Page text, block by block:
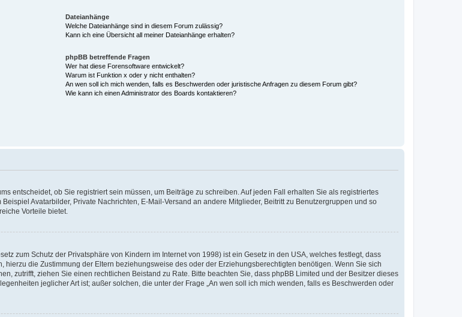
Dateianhänge
Welche Dateianhänge sind in diesem Forum zulässig?
Kann ich eine Übersicht all meiner Dateianhänge erhalten?
phpBB betreffende Fragen
Wer hat diese Forensoftware entwickelt?
Warum ist Funktion x oder y nicht enthalten?
An wen soll ich mich wenden, falls es Beschwerden oder juristische Anfragen zu diesem Forum gibt?
Wie kann ich einen Administrator des Boards kontaktieren?
entscheidet, ob Sie registriert sein müssen, um Beiträge zu schreiben. Auf jeden Fall erhalten Sie als registriertes
Avatarbilder, Private Nachrichten, E-Mail-Versand an andere Mitglieder, Beitritt zu Benutzergruppen und so
Vorteile bietet.
zum Schutz der Privatsphäre von Kindern im Internet von 1998) ist ein Gesetz in den USA, welches festlegt, dass
die Zustimmung der Eltern beziehungsweise des oder der Erziehungsberechtigten benötigen. Wenn Sie sich
zutrifft, ziehen Sie einen rechtlichen Beistand zu Rate. Bitte beachten Sie, dass phpBB Limited und der Besitzer dieses
jeglicher Art ist; außer solchen, die unter der Frage „An wen soll ich mich wenden, falls es Beschwerden oder